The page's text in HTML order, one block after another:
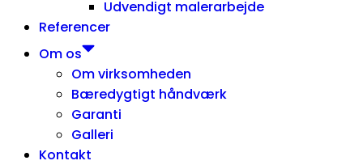
Udvendigt malerarbejde
Referencer
Om os
Om virksomheden
Bæredygtigt håndværk
Garanti
Galleri
Kontakt